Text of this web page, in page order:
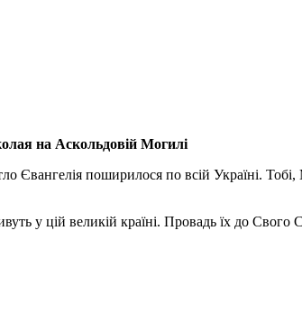
на Аскольдовій Могилі
Євангелія поширилося по всій Україні.
у цій великій країні. Провадь їх до Свого